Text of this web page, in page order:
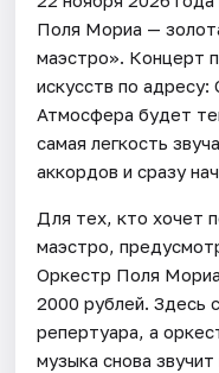
Поля Мориа —
маэстро». Концерт
искусств по
Атмосфера будет
самая легкость
аккордов и сразу
Для тех, кто хочет
маэстро,
Оркестр Поля
2000 рублей. Здесь
репертуара, а
музыка снова